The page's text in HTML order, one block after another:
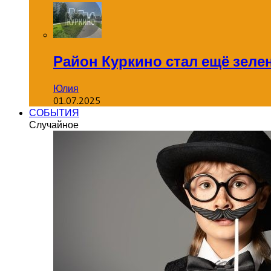
Район Куркино стал ещё
Юлия
01.07.2025
СОБЫТИЯ
Случайное